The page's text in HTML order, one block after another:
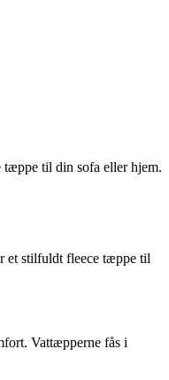
til din sofa eller hjem.
et stilfuldt fleece tæppe til
Vattæpperne fås i